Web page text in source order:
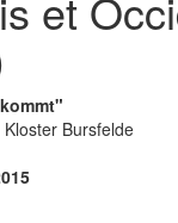
Bursfelde